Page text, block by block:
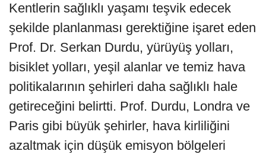
Kentlerin sağlıklı yaşamı teşvik edecek
şekilde planlanması gerektiğine işaret eden
Prof. Dr. Serkan Durdu, yürüyüş yolları,
bisiklet yolları, yeşil alanlar ve temiz hava
politikalarının şehirleri daha sağlıklı hale
getireceğini belirtti. Prof. Durdu, Londra ve
Paris gibi büyük şehirler, hava kirliliğini
azaltmak için düşük emisyon bölgeleri